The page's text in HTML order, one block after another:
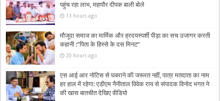
पहुंच रहा लाभ, महापौर दीपक बाली बोले
13 hours ago
मौजूदा समाज का मार्मिक और ह्रदयस्पर्शी पीड़ा का सच उजागर करती
कहानी :”पिता के हिस्से के दस मिनट”
20 hours ago
एस आई आर नोटिस से घबराने की जरूरत नहीं, पात्र मतदाता का नाम
हर हाल में रहेगा: एडीएम नैनीताल विवेक राय से संपादक विनोद भगत ने
की खास बातचीत देखिए वीडियो